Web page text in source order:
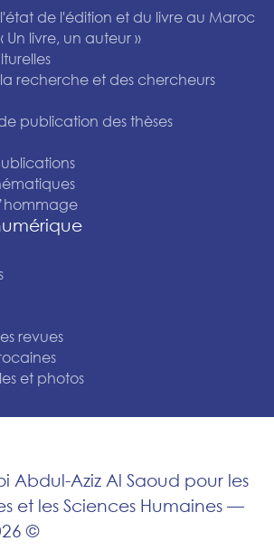
de l'édition et du livre au Maroc
Un livre, un auteur »
recherche et des chercheurs
publication des thèses
revues
et photos
Abdul-Aziz Al Saoud pour les
et les Sciences Humaines —
©